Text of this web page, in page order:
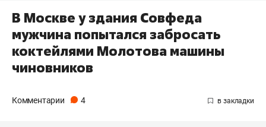
В Москве у здания Совфеда
мужчина попытался забросать
коктейлями Молотова машины
чиновников
Комментарии 4